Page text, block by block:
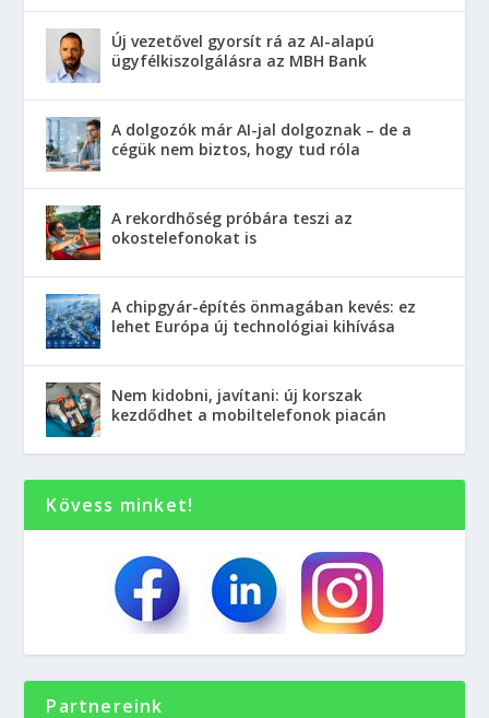
Új vezetővel gyorsít rá az AI-alapú
ügyfélkiszolgálásra az MBH Bank
A dolgozók már AI-jal dolgoznak – de a
cégük nem biztos, hogy tud róla
A rekordhőség próbára teszi az
okostelefonokat is
A chipgyár-építés önmagában kevés: ez
lehet Európa új technológiai kihívása
Nem kidobni, javítani: új korszak
kezdődhet a mobiltelefonok piacán
Kövess minket!
Partnereink